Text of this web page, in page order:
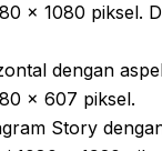
x 1080 piksel.
dengan
x 607 piksel.
Story